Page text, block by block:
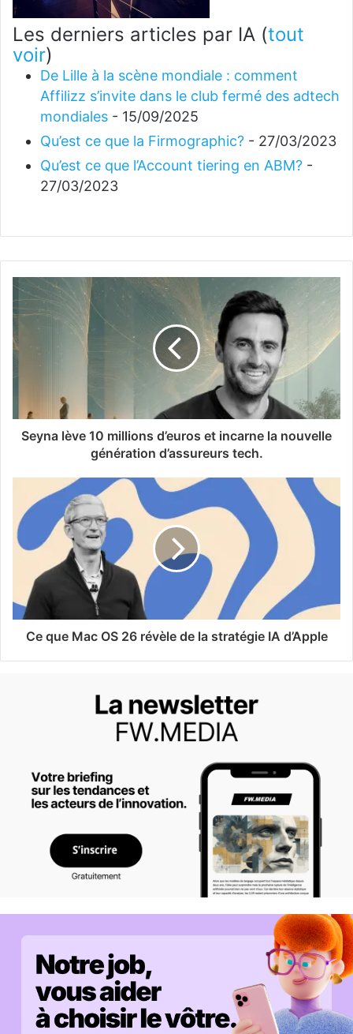
Les derniers articles par IA (tout
voir)
De Lille à la scène mondiale : comment
Affilizz s’invite dans le club fermé des adtech
mondiales - 15/09/2025
Qu’est ce que la Firmographic? - 27/03/2023
Qu’est ce que l’Account tiering en ABM? -
27/03/2023
Seyna lève 10 millions d’euros et incarne la nouvelle
génération d’assureurs tech.
Ce que Mac OS 26 révèle de la stratégie IA d’Apple